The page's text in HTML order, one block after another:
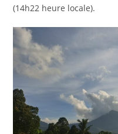
(14h22 heure locale).